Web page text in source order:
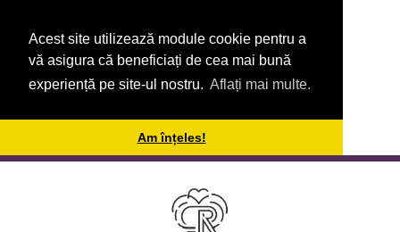
Acest site utilizează module cookie pentru a
vă asigura că beneficiați de cea mai bună
experiență pe site-ul nostru. Aflați mai multe.
Am înțeles!
Prima
Relații